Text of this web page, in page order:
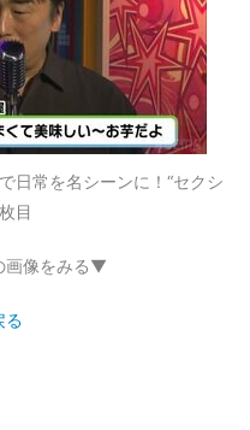
日常を名シーンに！“セクシ
目
画像をみる▼
る